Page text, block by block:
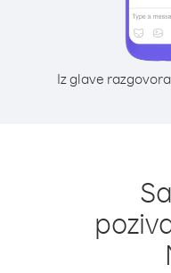
Iz glave